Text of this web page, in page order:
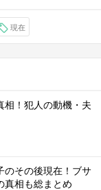
現在
相！犯人の動機・夫
のその後現在！ブサ
真相も総まとめ